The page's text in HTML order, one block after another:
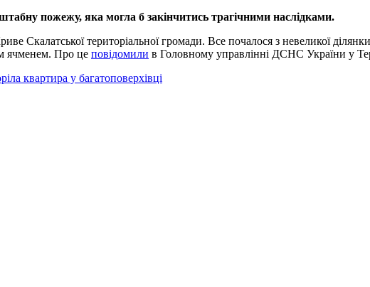
пожежу, яка могла б закінчитись трагічними наслідками.
Скалатської територіальної громади. Все почалося з невеликої
ячменем. Про це повідомили в Головному управлінні ДСНС України у
квартира у багатоповерхівці